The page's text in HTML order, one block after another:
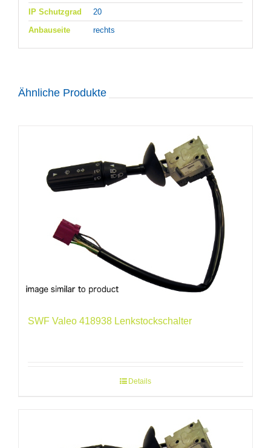
IP Schutzgrad
20
Anbauseite
rechts
Ähnliche Produkte
SWF Valeo 418938 Lenkstockschalter
Details